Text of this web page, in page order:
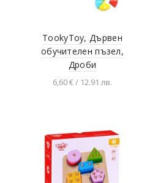
TookyToy, Дървен
обучителен пъзел,
Дроби
6,60 € / 12.91 лв.